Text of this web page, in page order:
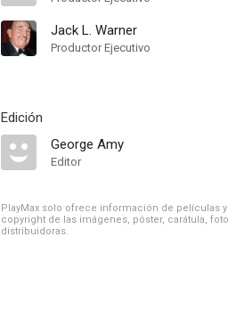
Jack L. Warner
Productor Ejecutivo
Edición
George Amy
Editor
PlayMax solo ofrece información de películas
copyright de las imágenes, póster, carátula,
distribuidoras.